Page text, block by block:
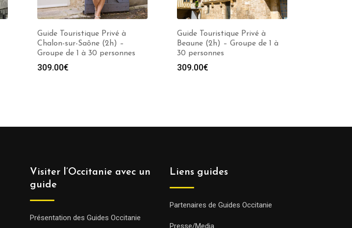
Guide Touristique Privé à
Chalon-sur-Saône (2h) –
Groupe de 1 à 30 personnes
309.00€
Guide Touristique Privé à
Beaune (2h) – Groupe de 1 à
30 personnes
309.00€
Visiter l’Occitanie avec un
guide
Présentation des Guides Occitanie
Liens guides
Partenaires de Guides Occitanie
Presse/Media